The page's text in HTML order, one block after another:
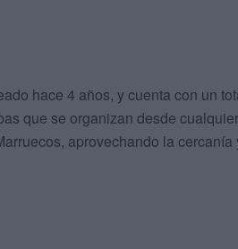
hace 4 años, y cuenta con un
que se organizan desde
aprovechando la